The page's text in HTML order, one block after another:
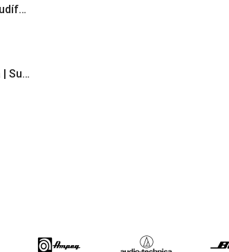
Pioneer HDJ-X5 | Audífonos para DJ
Beta Three EB118a | Sub Bajo Activo